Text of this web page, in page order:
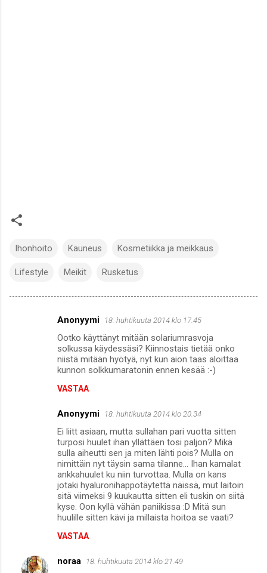
Ihonhoito Kauneus Kosmetiikka ja meikkaus
Lifestyle Meikit Rusketus
Anonyymi 18. huhtikuuta 2014 klo 17.45
Ootko käyttänyt mitään solariumrasvoja
solkussa käydessäsi? Kiinnostais tietää onko
niistä mitään hyötyä, nyt kun aion taas aloittaa
kunnon solkkumaratonin ennen kesää :-)
VASTAA
Anonyymi 18. huhtikuuta 2014 klo 20.34
Ei liitt asiaan, mutta sullahan pari vuotta sitten
turposi huulet ihan yllättäen tosi paljon? Mikä
sulla aiheutti sen ja miten lähti pois? Mulla on
nimittäin nyt täysin sama tilanne... Ihan kamalat
ankkahuulet ku niin turvottaa. Mulla on kans
jotaki hyaluronihappotäytettä näissä, mut laitoin
sitä viimeksi 9 kuukautta sitten eli tuskin on siitä
kyse. Oon kyllä vähän paniikissa :D Mitä sun
huulille sitten kävi ja millaista hoitoa se vaati?
VASTAA
noraa 18. huhtikuuta 2014 klo 21.49